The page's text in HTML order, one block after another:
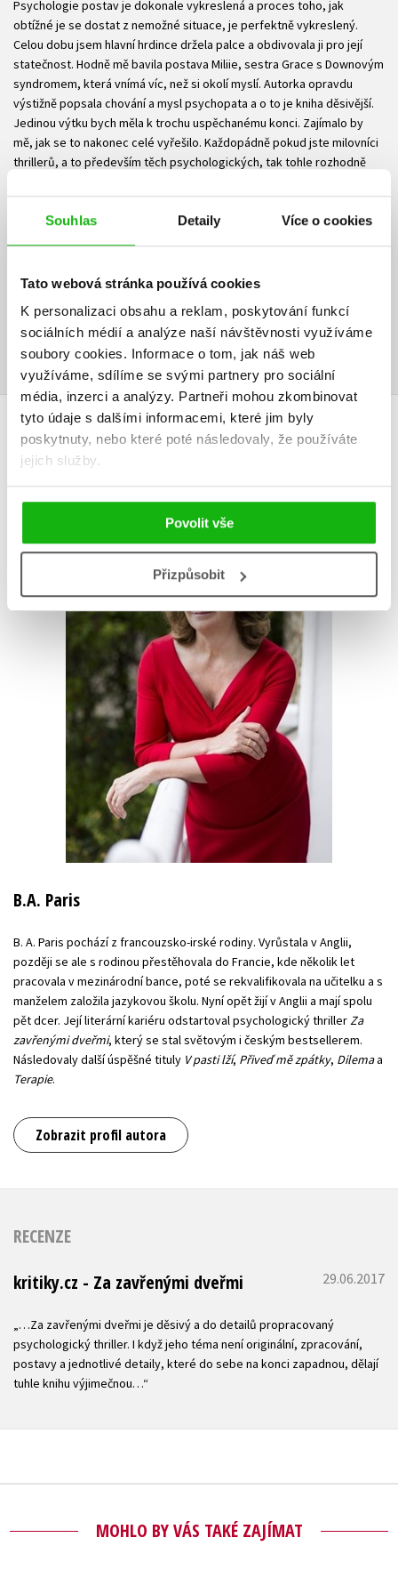
Souhlas Detaily Více o cookies
Tato webová stránka používá cookies
K personalizaci obsahu a reklam, poskytování funkcí
sociálních médií a analýze naší návštěvnosti využíváme
soubory cookies. Informace o tom, jak náš web
využíváme, sdílíme se svými partnery pro sociální
média, inzerci a analýzy. Partneři mohou zkombinovat
tyto údaje s dalšími informacemi, které jim byly
poskytnuty, nebo které poté následovaly, že používáte
jejich služby.
Povolit vše
Přizpůsobit
Psychologie postav je dokonale vykreslená a proces toho, jak
obtížné je se dostat z nemožné situace, je perfektně vykreslený.
Celou dobu jsem hlavní hrdince držela palce a obdivovala ji pro její
statečnost. Hodně mě bavila postava Miliie, sestra Grace s Downovým
syndromem, která vnímá víc, než si okolí myslí. Autorka opravdu
výstižně popsala chování a mysl psychopata a o to je kniha děsivější.
Jedinou výtku bych měla k trochu uspěchanému konci. Zajímalo by
mě, jak se to nakonec celé vyřešilo. Každopádně pokud jste milovníci
thrillerů, a to především těch psychologických, tak tohle rozhodně
děkuji😊 Můj knižní instagram je @strana394.
Přihlásit
AUTOR KNIHY
B.A. Paris
B. A. Paris pochází z francouzsko-irské rodiny. Vyrůstala v Anglii,
později se ale s rodinou přestěhovala do Francie, kde několik let
pracovala v mezinárodní bance, poté se rekvalifikovala na učitelku a s
manželem založila jazykovou školu. Nyní opět žijí v Anglii a mají spolu
pět dcer. Její literární kariéru odstartoval psychologický thrillerZa
zavřenými dveřmi, který se stal světovým i českým bestsellerem.
Následovaly další úspěšné tituly V pasti lží, Přiveď mě zpátky, Dilemaa
Terapie.
Zobrazit profil autora
RECENZE
kritiky.cz - Za zavřenými dveřmi
29.06.2017
„…Za zavřenými dveřmi je děsivý a do detailů propracovaný
psychologický thriller. I když jeho téma není originální, zpracování,
postavy a jednotlivé detaily, které do sebe na konci zapadnou, dělají
tuhle knihu výjimečnou…“
MOHLO BY VÁS TAKÉ ZAJÍMAT